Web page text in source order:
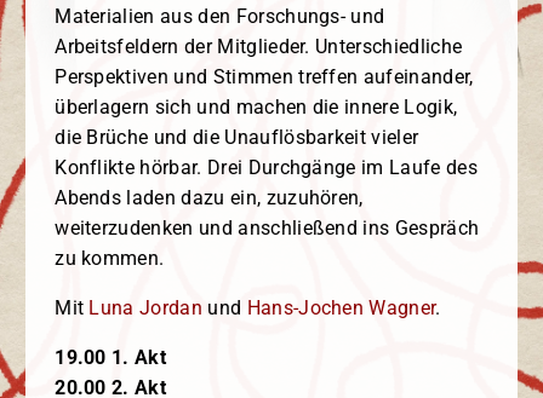
Materialien aus den Forschungs- und
Arbeitsfeldern der Mitglieder. Unterschiedliche
Perspektiven und Stimmen treffen aufeinander,
überlagern sich und machen die innere Logik,
die Brüche und die Unauflösbarkeit vieler
Konflikte hörbar. Drei Durchgänge im Laufe des
Abends laden dazu ein, zuzuhören,
weiterzudenken und anschließend ins Gespräch
zu kommen.
Mit Luna Jordan und Hans-Jochen Wagner.
19.00 1. Akt
20.00 2. Akt